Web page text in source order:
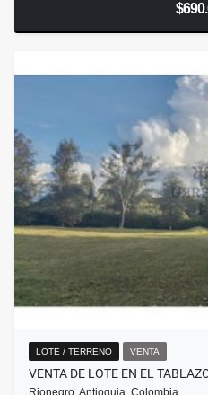
LOTE / TERRENO VENTA
VENTA DE LOTE EN EL
Rionegro, Antioquia, Colombia